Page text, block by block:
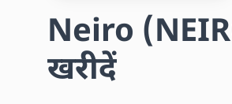
Neiro
खरीदें